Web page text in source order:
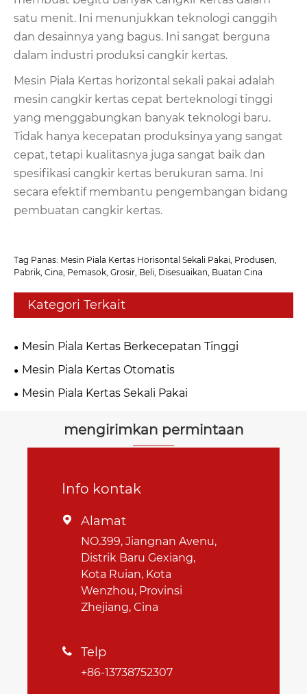
satu menit. Ini menunjukkan teknologi canggih
dan desainnya yang bagus. Ini sangat berguna
dalam industri produksi cangkir kertas.
Mesin Piala Kertas horizontal sekali pakai adalah
mesin cangkir kertas cepat berteknologi tinggi
yang menggabungkan banyak teknologi baru.
Tidak hanya kecepatan produksinya yang sangat
cepat, tetapi kualitasnya juga sangat baik dan
spesifikasi cangkir kertas berukuran sama. Ini
secara efektif membantu pengembangan bidang
pembuatan cangkir kertas.
Tag Panas: Mesin Piala Kertas Horisontal Sekali Pakai, Produsen,
Pabrik, Cina, Pemasok, Grosir, Beli, Disesuaikan, Buatan Cina
Kategori Terkait
Mesin Piala Kertas Berkecepatan Tinggi
Mesin Piala Kertas Otomatis
Mesin Piala Kertas Sekali Pakai
mengirimkan permintaan
Info kontak
 Alamat
NO.399, Jiangnan Avenu,
Distrik Baru Gexiang,
Kota Ruian, Kota
Wenzhou, Provinsi
Zhejiang, Cina
 Telp
+86-13738752307